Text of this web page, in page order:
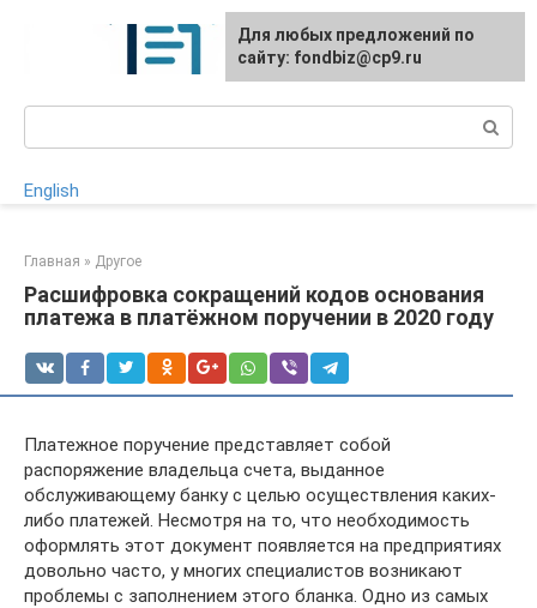
English
Главная » Другое
Расшифровка сокращений кодов основания
платежа в платёжном поручении в 2020 году
Платежное поручение представляет собой
распоряжение владельца счета, выданное
обслуживающему банку с целью осуществления каких-
либо платежей. Несмотря на то, что необходимость
оформлять этот документ появляется на предприятиях
довольно часто, у многих специалистов возникают
проблемы с заполнением этого бланка. Одно из самых
Для любых предложений по
сайту: fondbiz@cp9.ru